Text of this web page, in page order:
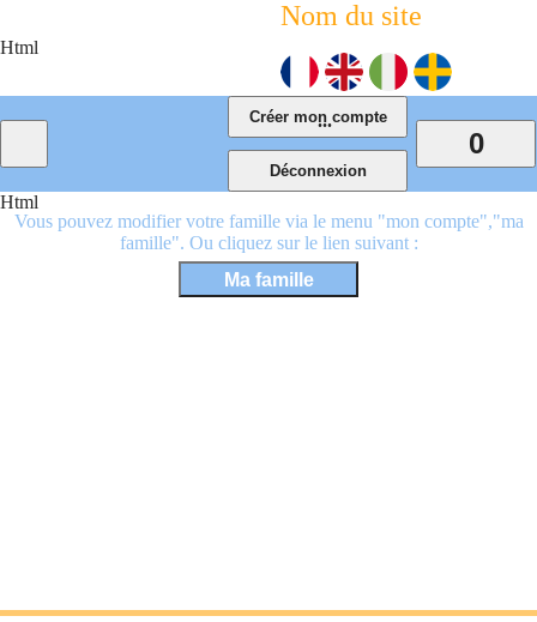
Html
Nom du site
Html
0
...
Vous pouvez modifier votre famille via le menu "mon compte","ma
famille". Ou cliquez sur le lien suivant :